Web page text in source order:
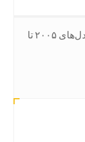
بوش طبق عقب سوبارو لگاسی مناسب مدل‌های ۲۰۰۵ تا